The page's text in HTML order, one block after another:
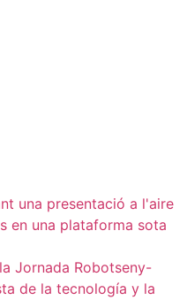
Jornada Robotseny-
de la tecnología y la